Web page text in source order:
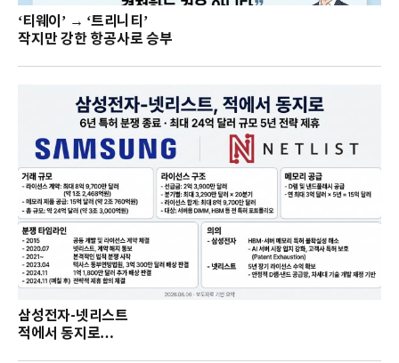
‘티웨이’ → ‘트리니티’
작지만 강한 항공사로 승부
삼성전자-넷리스트
적에서 동지로…